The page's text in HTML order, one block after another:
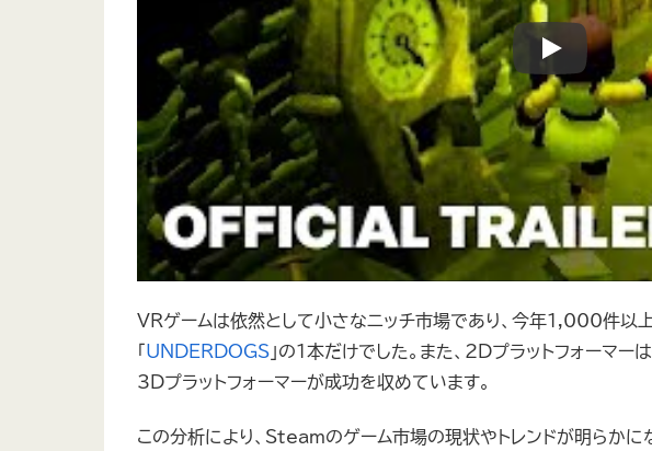
VRゲームは依然として小さなニッチ市場であり、今年1,000件以
UNDERDOGS」の1本だけでした。また、2Dプラットフォーマ
3Dプラットフォーマーが成功を収めています。
この分析により、Steamのゲーム市場の現状やトレンドが明らかに